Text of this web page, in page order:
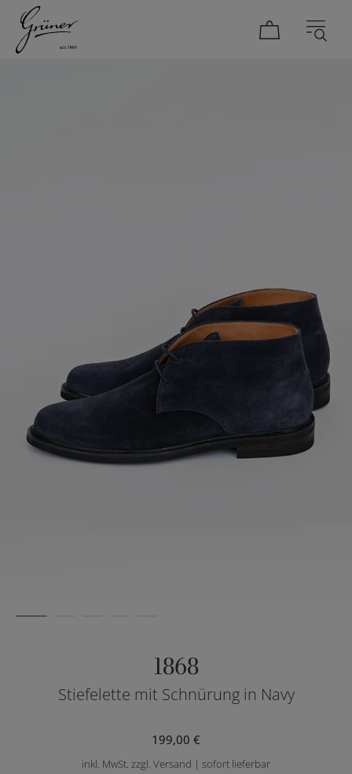
1868
Stiefelette mit Schnürung in Navy
199,00 €
inkl. MwSt. zzgl. Versand | sofort lieferbar